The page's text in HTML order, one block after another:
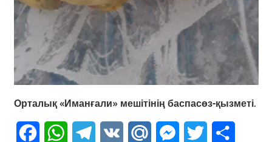
Орталық «Иманғали» мешітінің баспасөз-қызметі.
FacebookWhatsAppTelegram
VK Mail.Ru Messenger
Twitter